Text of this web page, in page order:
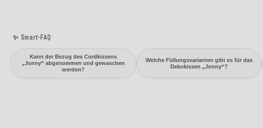
✨ Smart-FAQ
Kann der Bezug des Cordkissens
„Jonny“ abgenommen und gewaschen
werden?
Welche Füllungsvarianten gibt es für das
Dekokissen „Jonny“?